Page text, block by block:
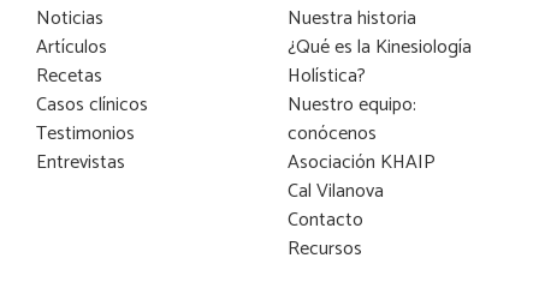
Noticias
Artículos
Recetas
Casos clínicos
Testimonios
Entrevistas
Nuestra historia
¿Qué es la Kinesiología
Holística?
Nuestro equipo:
conócenos
Asociación KHAIP
Cal Vilanova
Contacto
Recursos